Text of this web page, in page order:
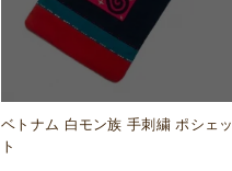
ベトナム 白モン族 手刺繍 ポシェッ
ト